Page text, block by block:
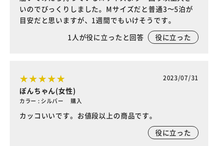
いのでびっくりしました。Mサイズだと普通3〜5泊が
目安だと思いますが、1週間でもいけそうです。
1人が役に立ったと回答 役に立った
2023/07/31
ぽんちゃん(女性)
カラー : シルバー 購入
カッコいいです。お値段以上の商品です。
役に立った